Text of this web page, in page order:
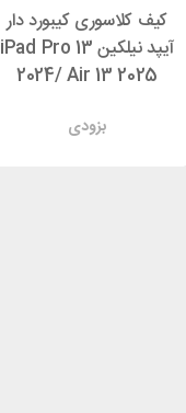
کیف کلاسوری کیبورد دار
آیپد نیلکین iPad Pro 13
2024/ Air 13 2025
Backlit
بزودی